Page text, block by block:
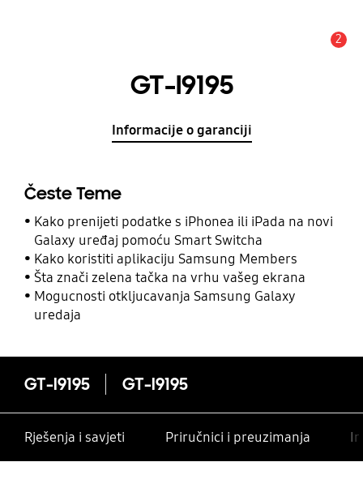
2
GT-I9195
Informacije o garanciji
Česte Teme
Kako prenijeti podatke s iPhonea ili iPada na novi
Galaxy uređaj pomoću Smart Switcha
Kako koristiti aplikaciju Samsung Members
Šta znači zelena tačka na vrhu vašeg ekrana
Mogucnosti otkljucavanja Samsung Galaxy
uredaja
GT-I9195 GT-I9195
Rješenja i savjeti Priručnici i preuzimanja